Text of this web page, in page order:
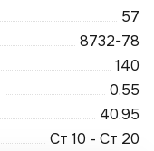
57
8732-78
140
0.55
40.95
Ст 10 - Ст 20